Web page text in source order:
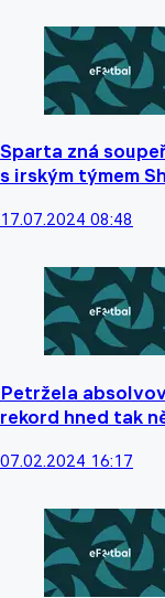
Sparta zná
s irským týmem
17.07.2024 08:48
Petržela
rekord hned tak
07.02.2024 16:17